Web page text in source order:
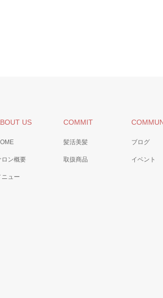
US
ロン概要
ニュー
COMMIT
髪活美髪
取扱商品
ブログ
イベント